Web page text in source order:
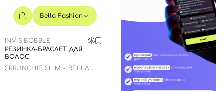
Bella Fashion
INVISIBOBBLE
РЕЗИНКА-БРАСЛЕТ ДЛЯ
ВОЛОС
SPRUNCHIE SLIM - BELLA